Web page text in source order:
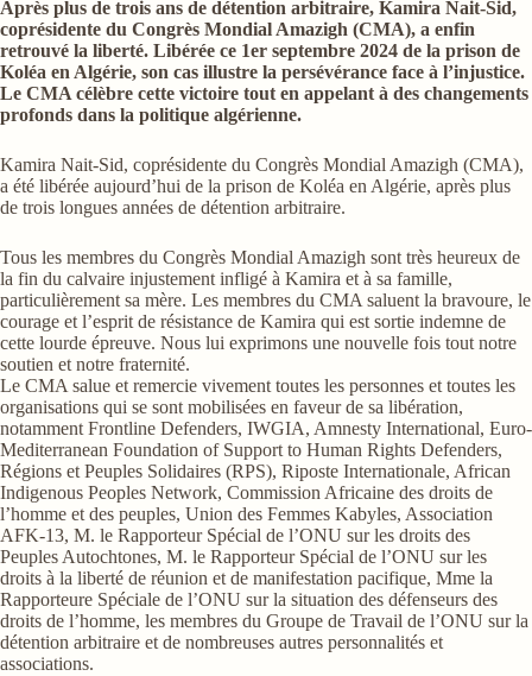
Après plus de trois ans de détention arbitraire, Kamira Nait-Sid,
coprésidente du Congrès Mondial Amazigh (CMA), a enfin
retrouvé la liberté. Libérée ce 1er septembre 2024 de la prison de
Koléa en Algérie, son cas illustre la persévérance face à l’injustice.
Le CMA célèbre cette victoire tout en appelant à des changements
profonds dans la politique algérienne.
Kamira Nait-Sid, coprésidente du Congrès Mondial Amazigh (CMA),
a été libérée aujourd’hui de la prison de Koléa en Algérie, après plus
de trois longues années de détention arbitraire.
Tous les membres du Congrès Mondial Amazigh sont très heureux de
la fin du calvaire injustement infligé à Kamira et à sa famille,
particulièrement sa mère. Les membres du CMA saluent la bravoure, le
courage et l’esprit de résistance de Kamira qui est sortie indemne de
cette lourde épreuve. Nous lui exprimons une nouvelle fois tout notre
soutien et notre fraternité.
Le CMA salue et remercie vivement toutes les personnes et toutes les
organisations qui se sont mobilisées en faveur de sa libération,
notamment Frontline Defenders, IWGIA, Amnesty International, Euro-
Mediterranean Foundation of Support to Human Rights Defenders,
Régions et Peuples Solidaires (RPS), Riposte Internationale, African
Indigenous Peoples Network, Commission Africaine des droits de
l’homme et des peuples, Union des Femmes Kabyles, Association
AFK-13, M. le Rapporteur Spécial de l’ONU sur les droits des
Peuples Autochtones, M. le Rapporteur Spécial de l’ONU sur les
droits à la liberté de réunion et de manifestation pacifique, Mme la
Rapporteure Spéciale de l’ONU sur la situation des défenseurs des
droits de l’homme, les membres du Groupe de Travail de l’ONU sur la
détention arbitraire et de nombreuses autres personnalités et
associations.